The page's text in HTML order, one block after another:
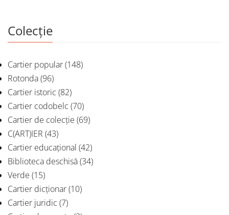
Colecție
Cartier popular(148)
Rotonda(96)
Cartier istoric (82)
Cartier codobelc (70)
Cartier de colecție (69)
C(ART)IER (43)
Cartier educațional (42)
Biblioteca deschisă(34)
Verde (15)
Cartier dicționar(10)
Cartier juridic (7)